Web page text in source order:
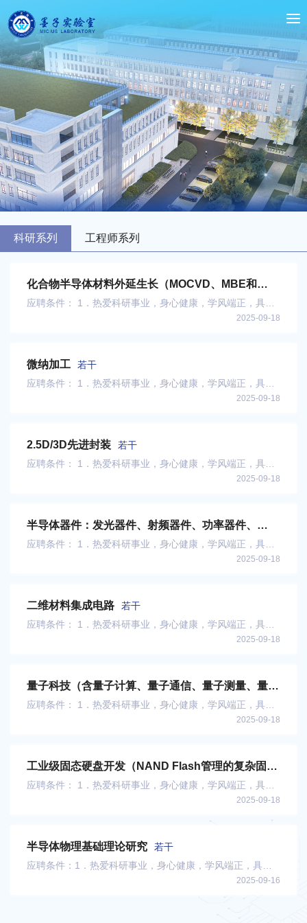
科研系列 工程师系列
化合物半导体材料外延生长（MOCVD、MBE和
HVPE）
若干
应聘条件： 1．热爱科研事业，身心健康，学风端正，具有
2025-09-18
微纳加工
若干
应聘条件： 1．热爱科研事业，身心健康，学风端正，具有
2025-09-18
2.5D/3D先进封装
若干
应聘条件： 1．热爱科研事业，身心健康，学风端正，具有
2025-09-18
半导体器件：发光器件、射频器件、功率器件、
Mini-与Micro-LED显示器件、光电探测器、激光器
应聘条件： 1．热爱科研事业，身心健康，学风端正，具有
2025-09-18
二维材料集成电路
若干
应聘条件： 1．热爱科研事业，身心健康，学风端正，具有
2025-09-18
量子科技（含量子计算、量子通信、量子测量、量子
材料、量子器件五类）
若干
应聘条件： 1．热爱科研事业，身心健康，学风端正，具有
2025-09-18
工业级固态硬盘开发（NAND Flash管理的复杂固件
设计、SSD 硬件及系统开发）
若干
应聘条件： 1．热爱科研事业，身心健康，学风端正，具有
2025-09-18
半导体物理基础理论研究
若干
应聘条件：1．热爱科研事业，身心健康，学风端正，具有
2025-09-16